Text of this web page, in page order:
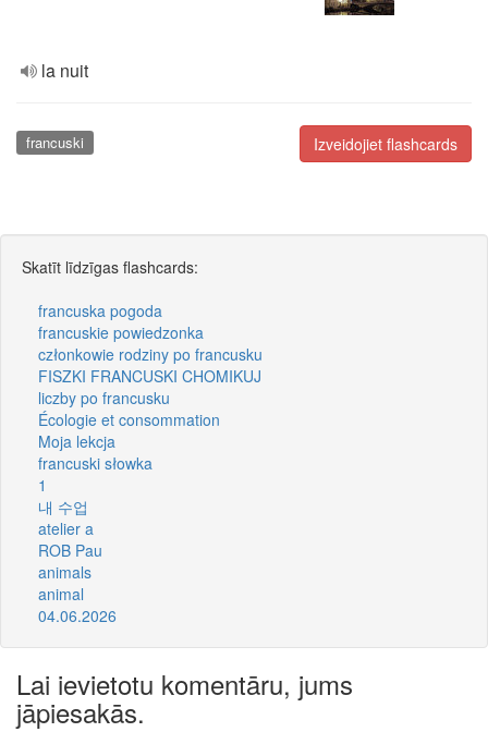
la nuit
Izveidojiet flashcards
francuski
Skatīt līdzīgas flashcards:
francuska pogoda
francuskie powiedzonka
członkowie rodziny po francusku
FISZKI FRANCUSKI CHOMIKUJ
liczby po francusku
Écologie et consommation
Moja lekcja
francuski słowka
1
내 수업
atelier a
ROB Pau
animals
animal
04.06.2026
Lai ievietotu komentāru, jums
jāpiesakās.